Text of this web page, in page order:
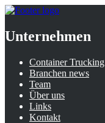
Unternehmen
Container Trucking
Branchen news
Team
Über uns
Links
Kontakt